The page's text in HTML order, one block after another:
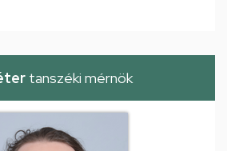
tanszéki mérnök